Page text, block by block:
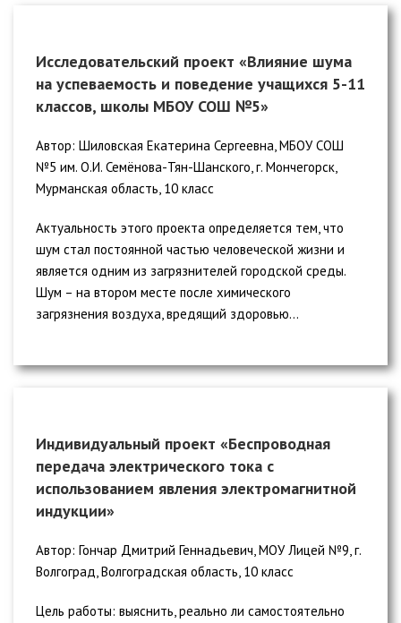
Исследовательский проект «Влияние шума
на успеваемость и поведение учащихся 5-11
классов, школы МБОУ СОШ №5»
Автор: Шиловская Екатерина Сергеевна, МБОУ СОШ
№5 им. О.И. Семёнова-Тян-Шанского, г. Мончегорск,
Мурманская область, 10 класс
Актуальность этого проекта определяется тем, что
шум стал постоянной частью человеческой жизни и
является одним из загрязнителей городской среды.
Шум – на втором месте после химического
загрязнения воздуха, вредящий здоровью...
Индивидуальный проект «Беспроводная
передача электрического тока с
использованием явления электромагнитной
индукции»
Автор: Гончар Дмитрий Геннадьевич, МОУ Лицей №9, г.
Волгоград, Волгоградская область, 10 класс
Цель работы: выяснить, реально ли самостоятельно